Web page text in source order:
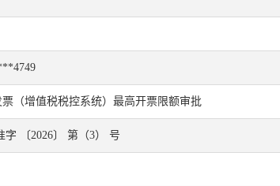
（增值税税控系统）最高开票限额审批
字 〔2026〕 第（3） 号